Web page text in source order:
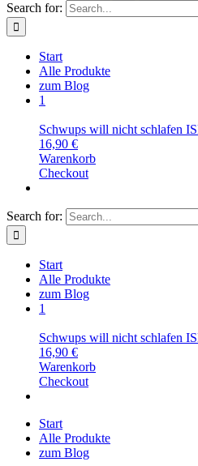
Search for:
Start
Alle Produkte
zum Blog
1
Schwups will nicht schlafen
16,90 €
Warenkorb
Checkout
Search for:
Start
Alle Produkte
zum Blog
1
Schwups will nicht schlafen
16,90 €
Warenkorb
Checkout
Start
Alle Produkte
zum Blog